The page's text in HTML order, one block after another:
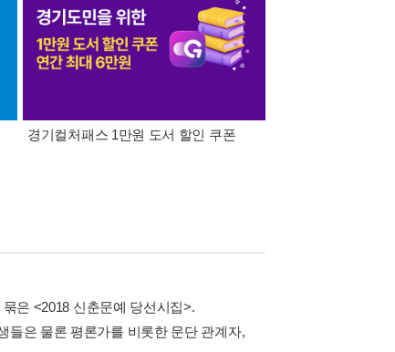
경기컬처패스 1만원 도서 할인 쿠폰
은 <2018 신춘문예 당선시집>.
들은 물론 평론가를 비롯한 문단 관계자,